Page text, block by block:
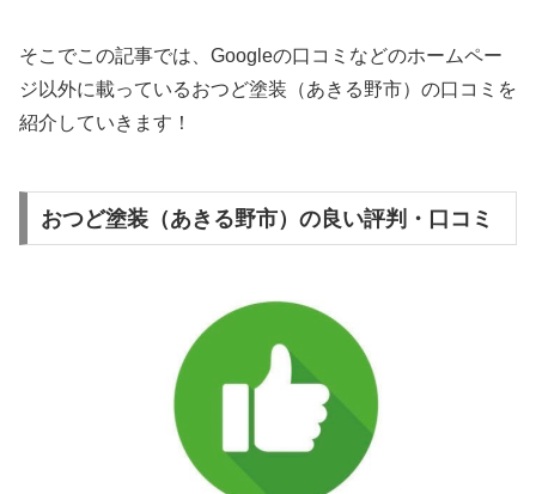
そこでこの記事では、Googleの口コミなどのホームペー
ジ以外に載っているおつど塗装（あきる野市） の口コミを
紹介していきます！
おつど塗装（あきる野市）の良い評判・口コミ